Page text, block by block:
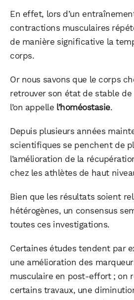
En effet, lors d’un
contractions musculaires
de manière significative la
corps.
Or nous savons que le corps
retrouver son état de stable de
l’on appelle l’homéostasie.
Depuis plusieurs années
scientifiques se penchent de
l’amélioration de la
chez les athlètes de haut
Bien que les résultats soient
hétérogènes, un consensus
toutes ces investigations.
Certaines études tendent par
une amélioration des
musculaire en post-effort ; on
certains travaux, une